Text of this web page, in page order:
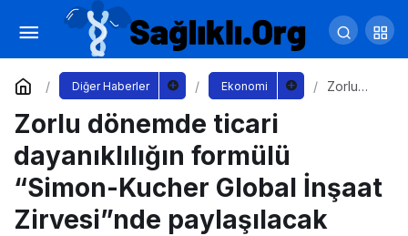
Diğer Haberler Ekonomi
Zorlu
“Simon-
Kucher
İnşaat
Zorlu dönemde ticari
dayanıklılığın formülü
“Simon-Kucher Global İnşaat
Zirvesi”nde paylaşılacak
Türkiye’nin uluslararası ilk ceviz konferansı
29 Eylül’de
Yorum Yap Paylaş